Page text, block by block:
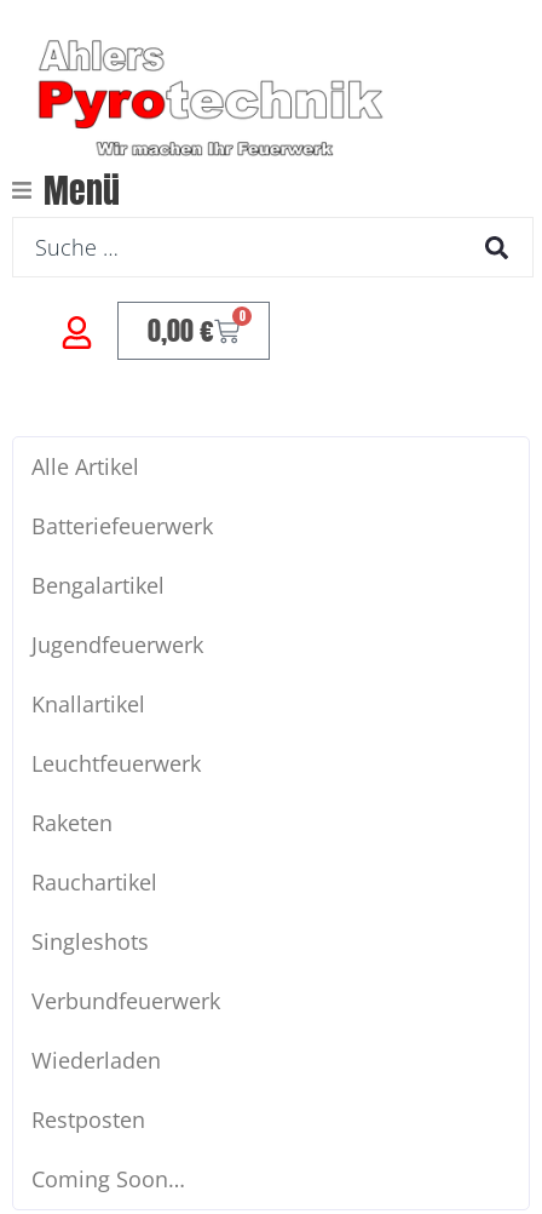
Menü
0,00€ 0
Alle Artikel
Batteriefeuerwerk
Bengalartikel
Jugendfeuerwerk
Knallartikel
Leuchtfeuerwerk
Raketen
Rauchartikel
Singleshots
Verbundfeuerwerk
Wiederladen
Restposten
Coming Soon…